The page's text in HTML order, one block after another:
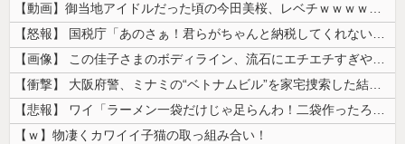
【動画】御当地アイドルだった頃の今田美桜、レベチｗｗｗｗｗｗｗｗｗｗｗ...
【怒報】 国税庁「あのさぁ！君らがちゃんと納税してくれないとこうなっち...
【画像】 この佳子さまのボディライン、流石にエチエチすぎやろ！
【衝撃】 大阪府警、ミナミの“ベトナムビル”を家宅捜索した結果・・・・...
【悲報】 ワイ「ラーメン一袋だけじゃ足らんわ！二袋作ったろ！」→結果ｗ...
【ｗ】物凄くカワイイ子猫の取っ組み合い！